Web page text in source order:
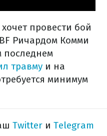
провести бой
Ричардом Комми
последнем
травму и на
минимум
Twitter и Telegram